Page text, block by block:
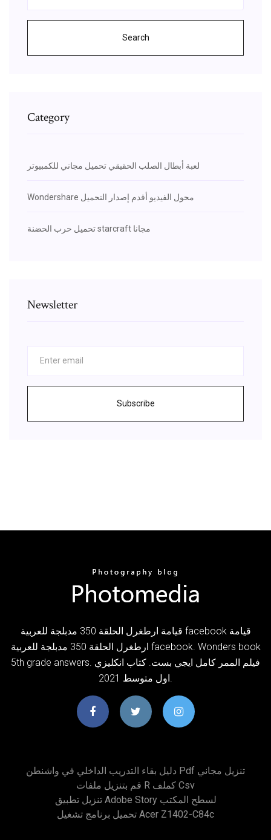
Search
Category
لعبة أبطال الصلب الحقيقي تحميل مجاني للكمبيوتر
Wondershare محول الفيديو أقدم إصدار التحميل
تحميل حرب الحضنة starcraft مجانا
Newsletter
Subscribe
قيامة ارطغرل الحلقة 350 مدبلجة للعربية facebook قيامة
ارطغرل الحلقة 350 مدبلجة للعربية facebook. Wonders book
5th grade answers. فيلم الممر كامل ايجي بست. كتاب انكليزي
دليل بقاء التدريب الداخلي في واشنطن Pdf تنزيل مجاني
قم بتنزيل ملفات R كملف Csv
تنزيل تطبيق Adobe Story لسطح المكتب
تحميل برنامج تشغيل Acer Z1402-C84c